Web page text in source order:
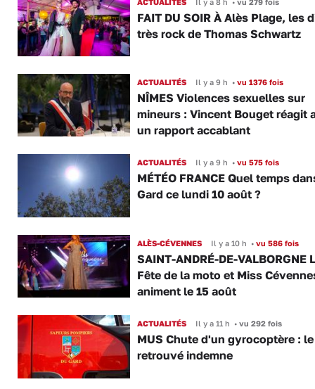
FAIT DU SOIR À Alès Plage, les
très rock de Thomas Schwartz
ACTUALITÉS Il y a 9 h •vu 1376 fois
NÎMES Violences sexuelles sur
mineurs : Vincent Bouget réagit
un rapport accablant
ACTUALITÉS Il y a 9 h •vu 575 fois
MÉTÉO FRANCE Quel temps
Gard ce lundi 10 août ?
ALÈS-CÉVENNES Il y a 10 h •vu 586 fois
SAINT-ANDRÉ-DE-VALBORGNE
Fête de la moto et Miss
animent le 15 août
ACTUALITÉS Il y a 11 h •vu 292 fois
MUS Chute d'un gyrocoptère :
retrouvé indemne